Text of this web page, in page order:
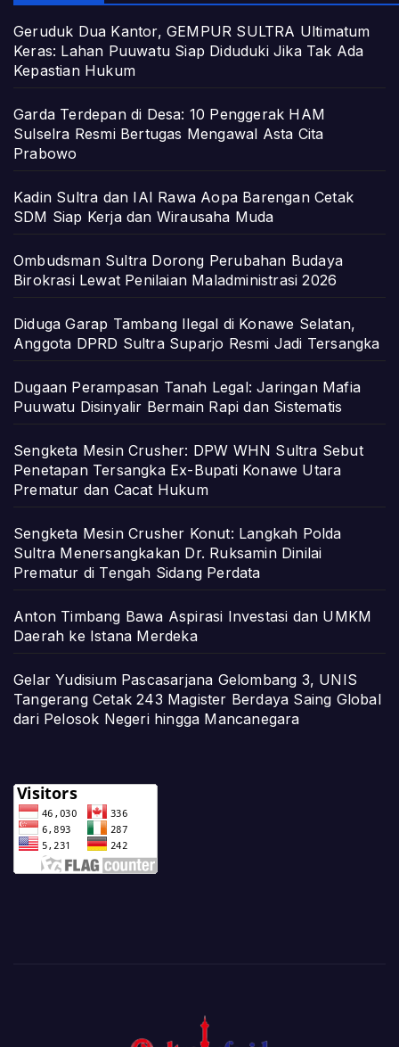
Geruduk Dua Kantor, GEMPUR SULTRA Ultimatum
Keras: Lahan Puuwatu Siap Diduduki Jika Tak Ada
Kepastian Hukum
Garda Terdepan di Desa: 10 Penggerak HAM
Sulselra Resmi Bertugas Mengawal Asta Cita
Prabowo
Kadin Sultra dan IAI Rawa Aopa Barengan Cetak
SDM Siap Kerja dan Wirausaha Muda
Ombudsman Sultra Dorong Perubahan Budaya
Birokrasi Lewat Penilaian Maladministrasi 2026
Diduga Garap Tambang Ilegal di Konawe Selatan,
Anggota DPRD Sultra Suparjo Resmi Jadi Tersangka
Dugaan Perampasan Tanah Legal: Jaringan Mafia
Puuwatu Disinyalir Bermain Rapi dan Sistematis
Sengketa Mesin Crusher: DPW WHN Sultra Sebut
Penetapan Tersangka Ex-Bupati Konawe Utara
Prematur dan Cacat Hukum
Sengketa Mesin Crusher Konut: Langkah Polda
Sultra Menersangkakan Dr. Ruksamin Dinilai
Prematur di Tengah Sidang Perdata
Anton Timbang Bawa Aspirasi Investasi dan UMKM
Daerah ke Istana Merdeka
Gelar Yudisium Pascasarjana Gelombang 3, UNIS
Tangerang Cetak 243 Magister Berdaya Saing Global
dari Pelosok Negeri hingga Mancanegara